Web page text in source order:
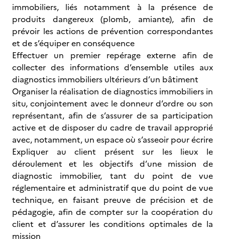
immobiliers, liés notamment à la présence de
produits dangereux (plomb, amiante), afin de
prévoir les actions de prévention correspondantes
et de s’équiper en conséquence
Effectuer un premier repérage externe afin de
collecter des informations d’ensemble utiles aux
diagnostics immobiliers ultérieurs d’un bâtiment
Organiser la réalisation de diagnostics immobiliers in
situ, conjointement avec le donneur d’ordre ou son
représentant, afin de s’assurer de sa participation
active et de disposer du cadre de travail approprié
avec, notamment, un espace où s’asseoir pour écrire
Expliquer au client présent sur les lieux le
déroulement et les objectifs d’une mission de
diagnostic immobilier, tant du point de vue
réglementaire et administratif que du point de vue
technique, en faisant preuve de précision et de
pédagogie, afin de compter sur la coopération du
client et d’assurer les conditions optimales de la
mission